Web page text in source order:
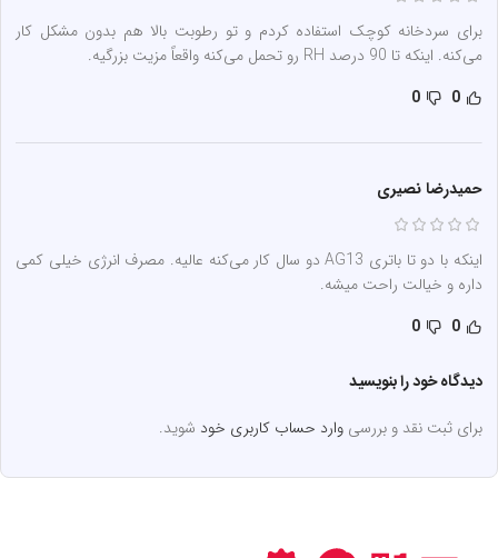
برای سردخانه کوچک استفاده کردم و تو رطوبت بالا هم بدون مشکل کار
می‌کنه. اینکه تا 90 درصد RH رو تحمل می‌کنه واقعاً مزیت بزرگیه.
0
0
حمیدرضا نصیری
اینکه با دو تا باتری AG13 دو سال کار می‌کنه عالیه. مصرف انرژی خیلی کمی
داره و خیالت راحت میشه.
0
0
دیدگاه خود را بنویسید
برای ثبت نقد و بررسیوارد حساب کاربری خود شوید.